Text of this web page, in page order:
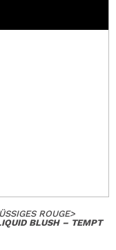
ROUGE>
BLUSH – TEMPT